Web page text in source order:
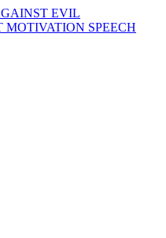
EVIL
MOTIVATION SPEECH